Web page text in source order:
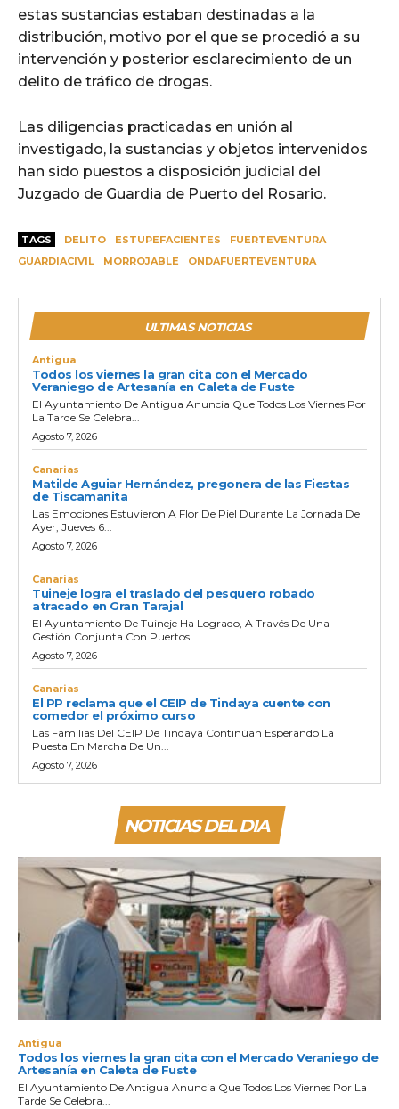
estas sustancias estaban destinadas a la
distribución, motivo por el que se procedió a su
intervención y posterior esclarecimiento de un
delito de tráfico de drogas.
Las diligencias practicadas en unión al
investigado, la sustancias y objetos intervenidos
han sido puestos a disposición judicial del
Juzgado de Guardia de Puerto del Rosario.
TAGS DELITO ESTUPEFACIENTES
FUERTEVENTURA
GUARDIACIVIL
MORROJABLE ONDAFUERTEVENTURA
ULTIMAS NOTICIAS
Antigua
Todos los viernes la gran cita con el Mercado
Veraniego de Artesanía en Caleta de Fuste
El Ayuntamiento De Antigua Anuncia Que Todos Los Viernes Por
La Tarde Se Celebra...
Agosto 7, 2026
Canarias
Matilde Aguiar Hernández, pregonera de las Fiestas
de Tiscamanita
Las Emociones Estuvieron A Flor De Piel Durante La Jornada De
Ayer, Jueves 6...
Agosto 7, 2026
Canarias
Tuineje logra el traslado del pesquero robado
atracado en Gran Tarajal
El Ayuntamiento De Tuineje Ha Logrado, A Través De Una
Gestión Conjunta Con Puertos...
Agosto 7, 2026
Canarias
El PP reclama que el CEIP de Tindaya cuente con
comedor el próximo curso
Las Familias Del CEIP De Tindaya Continúan Esperando La
Puesta En Marcha De Un...
Agosto 7, 2026
NOTICIAS DEL DIA
Antigua
Todos los viernes la gran cita con el Mercado Veraniego de
Artesanía en Caleta de Fuste
El Ayuntamiento De Antigua Anuncia Que Todos Los Viernes Por La
Tarde Se Celebra...